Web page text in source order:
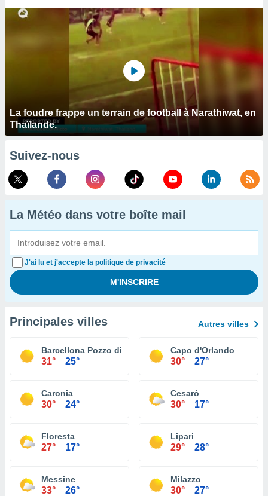
La foudre frappe un terrain de football à Narathiwat, en
Thaïlande.
Suivez-nous
La Météo dans votre boîte mail
J'ai lu et j'accepte la politique de privacité
Principales villes Autres villes
Barcellona Pozzo di Gotto
31° 25°
Capo d'Orlando
30° 27°
Caronia
30° 24°
Cesarò
30° 17°
Floresta
27° 17°
Lipari
29° 28°
Messine
33° 26°
Milazzo
30° 27°